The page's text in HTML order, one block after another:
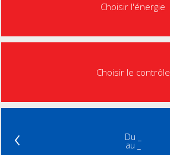
Choisir l'énergie
Choisir le contrôle
‹ Du _
au _